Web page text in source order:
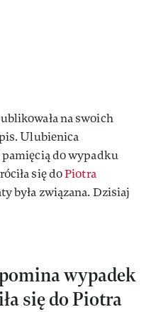
na swoich
Ulubienica
do wypadku
się doPiotra
była związana. Dzisiaj
wypadek
się do Piotra